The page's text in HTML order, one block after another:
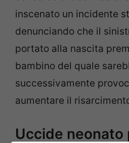
inscenato un incidente
denunciando che il
portato alla nascita
bambino del quale
successivamente
aumentare il
Uccide neonato